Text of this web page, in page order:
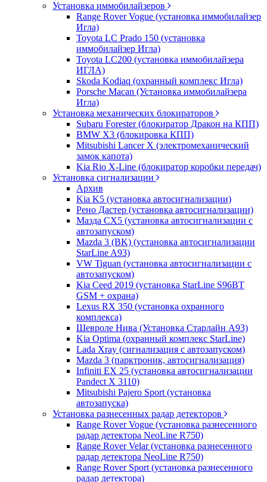
Установка иммобилайзеров
Range Rover Vogue (установка иммобилайзер
Игла)
Toyota LC Prado 150 (установка
иммобилайзер Игла)
Toyota LC200 (установка иммобилайзера
ИГЛА)
Skoda Kodiaq (охранный комплекс Игла)
Porsche Macan (Установка иммобилайзера
Игла)
Установка механических блокираторов
Subaru Forester (блокиратор Дракон на КПП)
BMW X3 (блокировка КПП)
Mitsubishi Lancer X (электромеханический
замок капота)
Kia Rio X-Line (блокиратор коробки передач)
Установка сигнализации
Архив
Kia K5 (установка автосигнализации)
Рено Дастер (установка автосигнализации)
Мазда CХ5 (установка автосигнализации с
автозапуском)
Mazda 3 (BK) (установка автосигнализации
StarLine A93)
VW Tiguan (установка автосигнализации с
автозапуском)
Kia Ceed 2019 (установка StarLine S96BT
GSM + охрана)
Lexus RX 350 (установка охранного
комплекса)
Шевроле Нива (Установка Старлайн А93)
Kia Optima (охранный комплекс StarLine)
Lada Xray (сигнализация с автозапуском)
Mazda 3 (парктроник, автосигнализация)
Infiniti EX 25 (установка автосигнализации
Pandect X 3110)
Mitsubishi Pajero Sport (установка
автозапуска)
Установка разнесенных радар детекторов
Range Rover Vogue (установка разнесенного
радар детектора NeoLine R750)
Range Rover Velar (установка разнесенного
радар детектора NeoLine R750)
Range Rover Sport (установка разнесенного
радар детектора)